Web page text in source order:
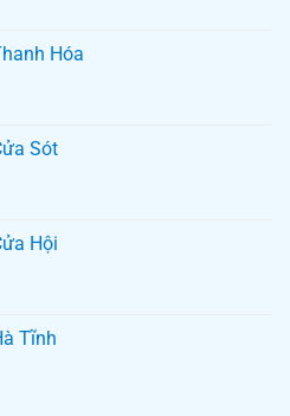
Hóa
Sót
Hội
Tĩnh